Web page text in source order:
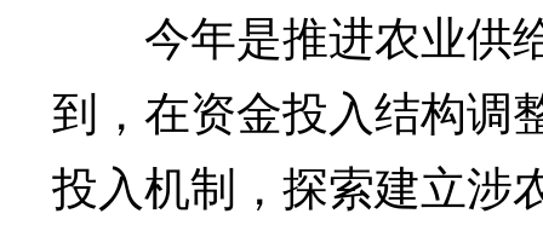
今年是推进农业供
到，在资金投入结构调
投入机制，探索建立涉